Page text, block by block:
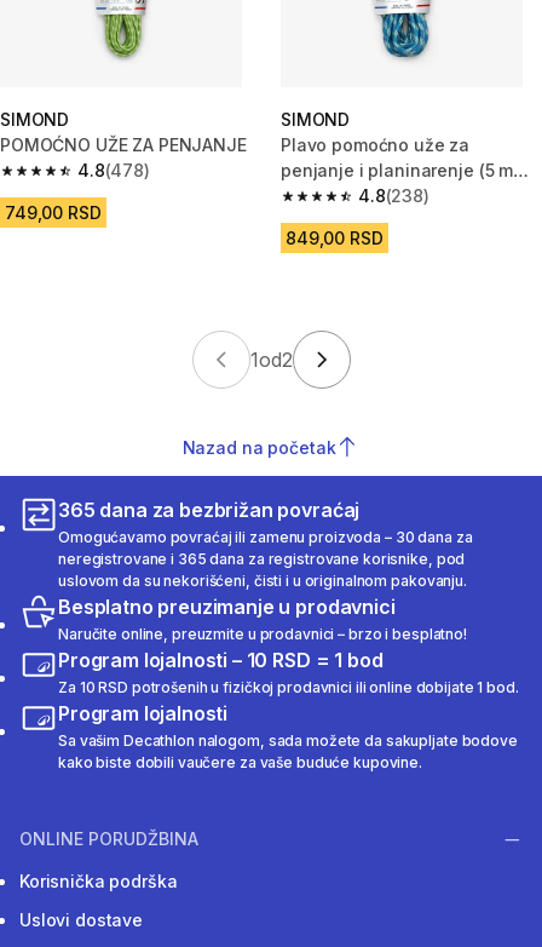
SIMOND
POMOĆNO UŽE ZA PENJANJE
4.8
4.8 od 5 zvezdica from 478 Recenzije
(478)
749,00 RSD
SIMOND
Plavo pomoćno uže za
penjanje i planinarenje (5 mm x
6 m)
4.8
4.8 od 5 zvezdica from 238
(238)
849,00 RSD
1od2
Nazad na početak
365 dana za bezbrižan povraćaj
Omogućavamo povraćaj ili zamenu proizvoda – 30 dana za
neregistrovane i 365 dana za registrovane korisnike, pod
uslovom da su nekorišćeni, čisti i u originalnom pakovanju.
Besplatno preuzimanje u prodavnici
Naručite online, preuzmite u prodavnici – brzo i besplatno!
Program lojalnosti – 10 RSD = 1 bod
Za 10 RSD potrošenih u fizičkoj prodavnici ili online dobijate 1 bod.
Program lojalnosti
Sa vašim Decathlon nalogom, sada možete da sakupljate bodove
kako biste dobili vaučere za vaše buduće kupovine.
ONLINE PORUDŽBINA
Korisnička podrška
Uslovi dostave